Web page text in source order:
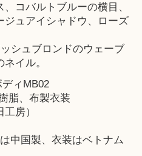
コバルトブルーの横目、
ジュアイシャドウ、ローズ
シュブロンドのウェーブ
イル。
ィMB02
脂、布製衣装
房）
中国製、衣装はベトナム